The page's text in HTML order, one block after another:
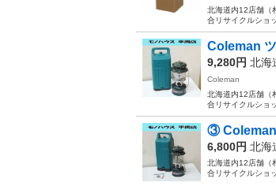
北海道内12店舗（
合リサイクルショ
Coleman
9,280円 北海
Coleman
北海道内12店舗（
合リサイクルショ
③ Coleman
6,800円 北海
北海道内12店舗（
合リサイクルショ